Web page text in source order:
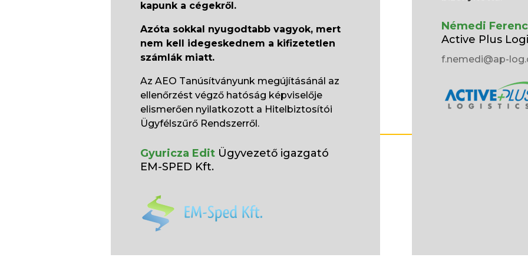
kapunk a cégekről.
Azóta sokkal nyugodtabb vagyok, mert
nem kell idegeskednem a kifizetetlen
számlák miatt.
Az AEO Tanúsítványunk megújításánál az
ellenőrzést végző hatóság képviselője
elismerően nyilatkozott a Hitelbiztosítói
Ügyfélszűrő Rendszerről.
Gyuricza Edit Ügyvezető igazgató
EM-SPED Kft.
Némedi Ferenc
Active Plus
f.nemedi@ap-